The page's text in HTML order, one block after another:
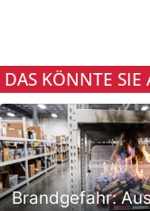
DAS KÖNNTE SIE
Brandgefahr: